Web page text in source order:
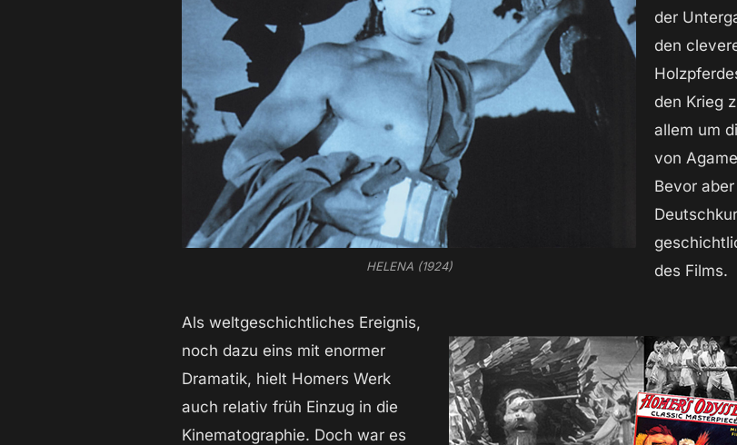
HELENA (1924)
der
den
den Krieg
allem um
von
Bevor
des Films.
Als weltgeschichtliches Ereignis,
noch dazu eins mit enormer
Dramatik, hielt Homers Werk
auch relativ früh Einzug in die
Kinematographie. Doch war es